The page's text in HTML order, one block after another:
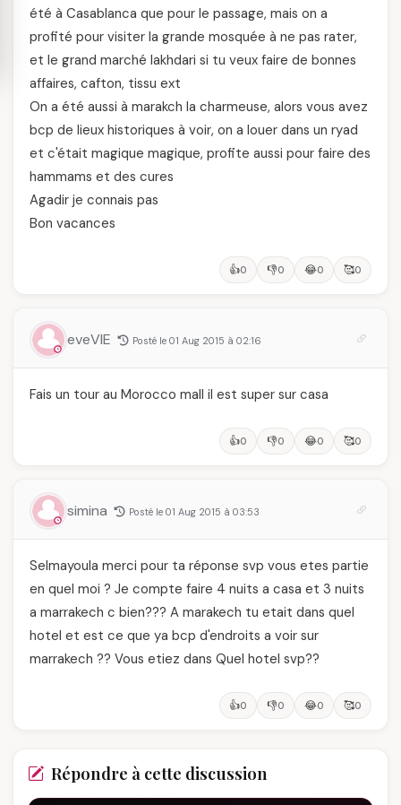
été à Casablanca que pour le passage, mais on a
profité pour visiter la grande mosquée à ne pas rater,
et le grand marché lakhdari si tu veux faire de bonnes
affaires, cafton, tissu ext
On a été aussi à marakch la charmeuse, alors vous avez
bcp de lieux historiques à voir, on a louer dans un ryad
et c'était magique magique, profite aussi pour faire des
hammams et des cures
Agadir je connais pas
Bon vacances
👍0 👎0 😂0 🥰0
eveVIE Posté le 01 Aug 2015 à 02:16
Fais un tour au Morocco mall il est super sur casa
👍0 👎0 😂0 🥰0
simina Posté le 01 Aug 2015 à 03:53
Selmayoula merci pour ta réponse svp vous etes partie
en quel moi ? Je compte faire 4 nuits a casa et 3 nuits
a marrakech c bien??? A marakech tu etait dans quel
hotel et est ce que ya bcp d'endroits a voir sur
marrakech ?? Vous etiez dans Quel hotel svp??
👍0 👎0 😂0 🥰0
Répondre à cette discussion